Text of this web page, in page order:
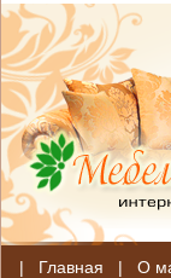
| Главная | О